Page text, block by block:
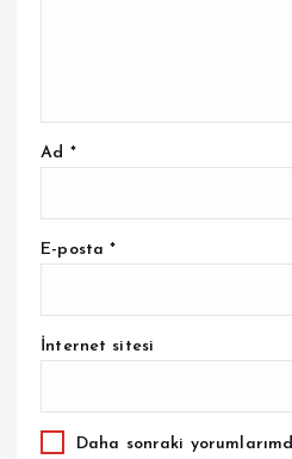
Ad *
E-posta*
İnternet sitesi
Daha sonraki